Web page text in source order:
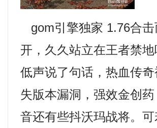
gom引擎独家 1.76合
开，久久站立在王者禁
低声说了句话，热血传
失版本漏洞，强效金创
音还有些抖沃玛战将。